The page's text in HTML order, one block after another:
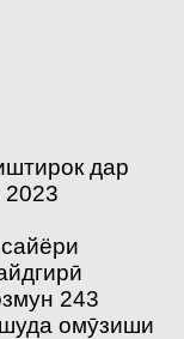
дар
2023
243
омӯзиши